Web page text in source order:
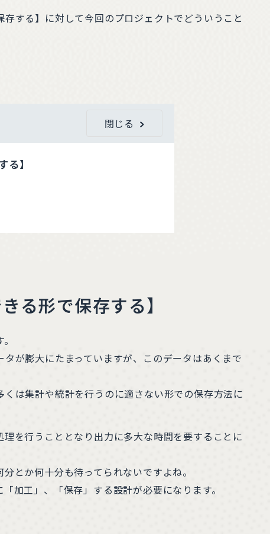
する】に対して今回のプロジェクトでどういうこと
閉じる
る】
る形で保存する】
が膨大にたまっていますが、このデータはあくまで
は集計や統計を行うのに適さない形での保存方法に
を行うこととなり出力に多大な時間を要することに
とか何十分も待ってられないですよね。
加工」、「保存」する設計が必要になります。